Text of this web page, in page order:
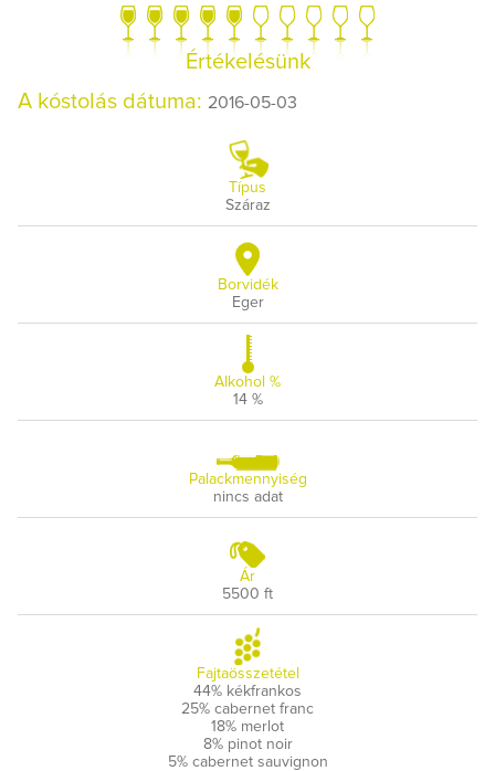
Értékelésünk
A kóstolás dátuma: 2016-05-03
Típus
Száraz
Borvidék
Eger
Alkohol %
14 %
Palackmennyiség
nincs adat
Ár
5500 ft
Fajtaösszetétel
44% kékfrankos
25% cabernet franc
18% merlot
8% pinot noir
5% cabernet sauvignon